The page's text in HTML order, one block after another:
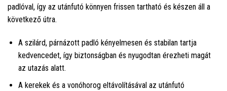
padlóval, így az utánfutó könnyen frissen tartható és készen áll a
következő útra.
A szilárd, párnázott padló kényelmesen és stabilan tartja
kedvencedet, így biztonságban és nyugodtan érezheti magát
az utazás alatt.
A kerekek és a vonóhorog eltávolításával az utánfutó